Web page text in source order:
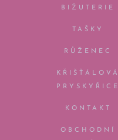
BIŽUTERIE
TAŠKY
RŮŽENEC
KŘIŠŤÁLOVÁ
PRYSKYŘICE
KONTAKT
OBCHODNÍ